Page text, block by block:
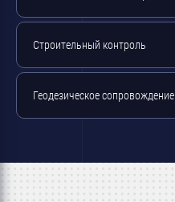
Строительный контроль
Геодезическое сопровождение